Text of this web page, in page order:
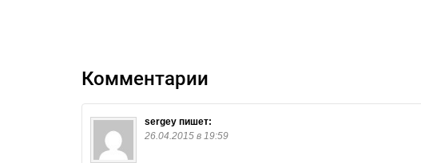
Комментарии
sergey пишет:
26.04.2015 в 19:59